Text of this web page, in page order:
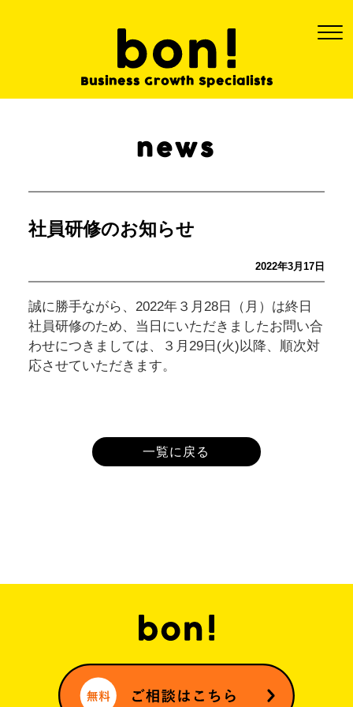
Business Growth Specialists
news
社員研修のお知らせ
2022年3月17日
誠に勝手ながら、2022年３月28日（月）は終日
社員研修のため、当日にいただきましたお問い合
わせにつきましては、３月29日(火)以降、順次対
応させていただきます。
一覧に戻る